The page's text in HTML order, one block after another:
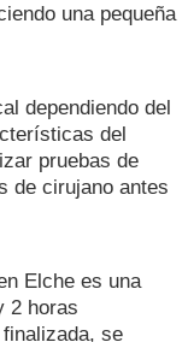
una pequeña
dependiendo del
del
pruebas de
de cirujano antes
Elche es una
2 horas
se